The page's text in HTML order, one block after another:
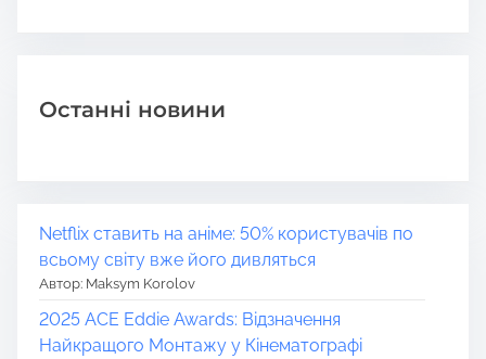
Останні новини
Netflix ставить на аніме: 50% користувачів по
всьому світу вже його дивляться
Автор: Maksym Korolov
2025 ACE Eddie Awards: Відзначення
Найкращого Монтажу у Кінематографі